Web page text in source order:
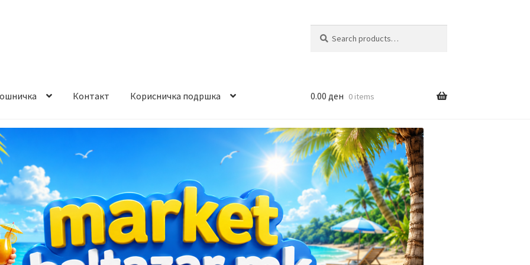
for:
Контакт Корисничка подршка
и начин на плаќање
на производ Услови за користење
0.00 ден 0 items